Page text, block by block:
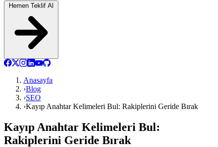
Anasayfa
›Blog
›SEO
›Kayıp Anahtar Kelimeleri Bul: Rakiplerini Geride Bırak
Kayıp Anahtar Kelimeleri Bul:
Rakiplerini Geride Bırak